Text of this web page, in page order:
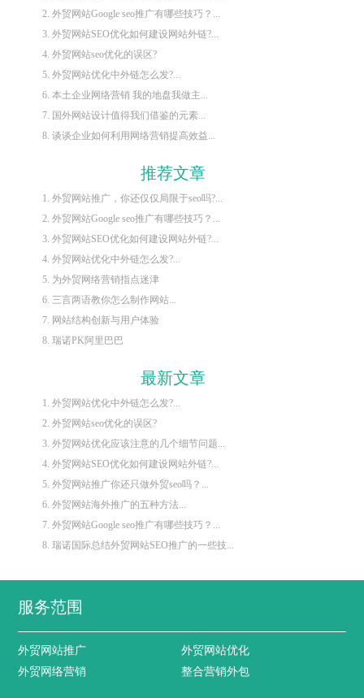
2. 外贸网站Google seo推广有哪些技巧？...
3. 外贸网站SEO优化如何建设网站外链?...
4. 外贸网站seo优化的误区?
5. 外贸网站优化中外链怎么发?...
6. 本土企业网络营销 我的地盘我做主...
7. 国外网站设计值得我们借鉴的元素...
8. 谈谈企业如何利用网络营销提高效益...
推荐文章
1. 外贸网站推广，你还仅仅局限于seo吗?...
2. 外贸网站Google seo推广有哪些技巧？...
3. 外贸网站SEO优化如何建设网站外链?...
4. 外贸网站优化中外链怎么发?...
5. 为外贸网络营销指点迷津
6. 三言两语教你怎么制作网站...
7. 网站结构创新与用户体验
8. 瑞诺PK阿里巴巴
最新文章
1. 外贸网站优化中外链怎么发?...
2. 外贸网站seo优化的误区?
3. 外贸网站优化应该注意的几个细节问题...
4. 外贸网站SEO优化如何建设网站外链?...
5. 外贸网站推广你还只做外贸seo吗？...
6. 外贸网站海外推广的五种方法...
7. 外贸网站Google seo推广有哪些技巧？...
8. 瑞诺国际总结外贸网站SEO推广的一些技...
服务范围
外贸网站推广
外贸网站优化
外贸网络营销
整合营销外包